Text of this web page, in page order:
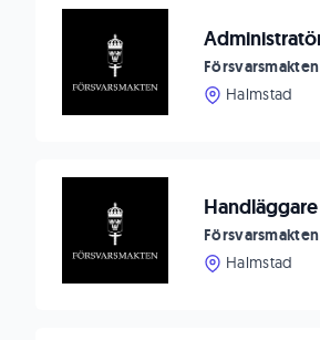
Försvarsmakten
Halmstad
Försvarsmakten
Halmstad